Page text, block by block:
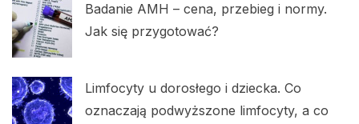
Badanie AMH – cena, przebieg i normy.
Jak się przygotować?
Limfocyty u dorosłego i dziecka. Co
oznaczają podwyższone limfocyty, a co